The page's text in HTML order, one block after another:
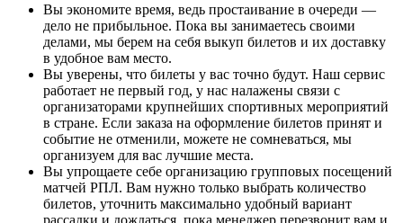
Вы экономите время, ведь простаивание в очереди —
дело не прибыльное. Пока вы занимаетесь своими
делами, мы берем на себя выкуп билетов и их доставку
в удобное вам место.
Вы уверены, что билеты у вас точно будут. Наш сервис
работает не первый год, у нас налажены связи с
организаторами крупнейших спортивных мероприятий
в стране. Если заказа на оформление билетов принят и
событие не отменили, можете не сомневаться, мы
организуем для вас лучшие места.
Вы упрощаете себе организацию групповых посещений
матчей РПЛ. Вам нужно только выбрать количество
билетов, уточнить максимально удобный вариант
рассадки и дождаться, пока менеджер перезвонит вам и